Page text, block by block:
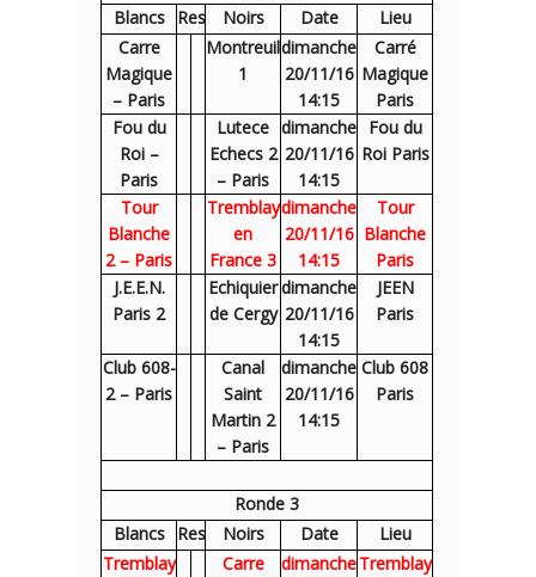
Blancs
Res Noirs Date
Lieu
Carre
Magique
– Paris
Montreuil
1
dimanche
20/11/16
14:15
Carré
Magique
Paris
Fou du
Roi –
Paris
Lutece
Echecs 2
– Paris
dimanche
20/11/16
14:15
Fou du
Roi Paris
Tour
Blanche
2 – Paris
Tremblay
en
France 3
dimanche
20/11/16
14:15
Tour
Blanche
Paris
J.E.E.N.
Paris 2
Echiquier
de Cergy
dimanche
20/11/16
14:15
JEEN
Paris
Club 608-
2 – Paris
Canal
Saint
Martin 2
– Paris
dimanche
20/11/16
14:15
Club 608
Paris
Ronde 3
Blancs
Res Noirs Date
Lieu
Tremblay
Carre
dimancheTremblay